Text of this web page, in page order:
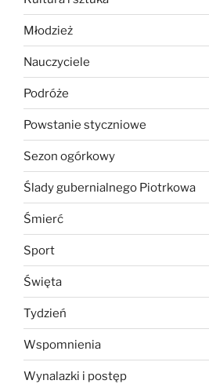
Młodzież
Nauczyciele
Podróże
Powstanie styczniowe
Sezon ogórkowy
Ślady gubernialnego Piotrkowa
Śmierć
Sport
Święta
Tydzień
Wspomnienia
Wynalazki i postęp